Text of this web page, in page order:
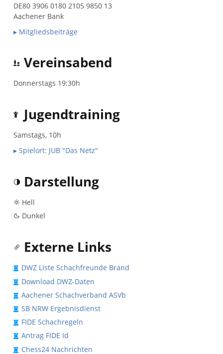
DE80 3906 0180 2105 9850 13
Aachener Bank
▸ Mitgliedsbeiträge
Vereinsabend
Donnerstags 19:30h
Jugendtraining
Samstags, 10h
▸ Spielort: JUB "Das Netz"
Darstellung
Hell
Dunkel
Externe Links
DWZ Liste Schachfreunde Brand
Download DWZ-Daten
Aachener Schachverband ASVb
SB NRW Ergebnisdienst
FIDE Schachregeln
Antrag FIDE Id
Chess24 Nachrichten